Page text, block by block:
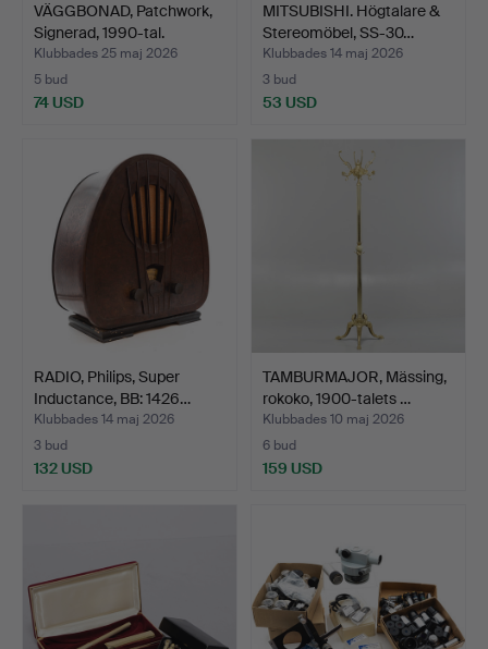
VÄGGBONAD, Patchwork,
Signerad, 1990-tal.
Klubbades 25 maj 2026
5 bud
74 USD
MITSUBISHI. Högtalare &
Stereomöbel, SS-30…
Klubbades 14 maj 2026
3 bud
53 USD
RADIO, Philips, Super
Inductance, BB: 1426…
Klubbades 14 maj 2026
3 bud
132 USD
TAMBURMAJOR, Mässing,
rokoko, 1900-talets …
Klubbades 10 maj 2026
6 bud
159 USD